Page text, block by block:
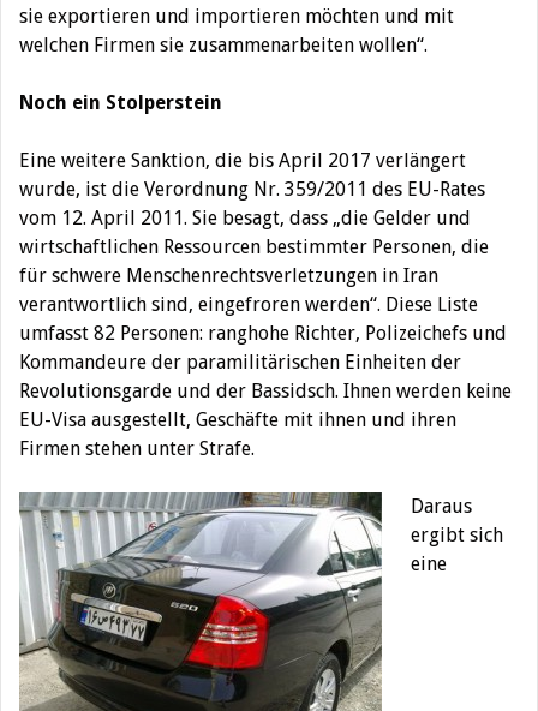
sie exportieren und importieren möchten und mit
welchen Firmen sie zusammenarbeiten wollen“.
Noch ein Stolperstein
Eine weitere Sanktion, die bis April 2017 verlängert
wurde, ist die Verordnung Nr. 359/2011 des EU-Rates
vom 12. April 2011. Sie besagt, dass „die Gelder und
wirtschaftlichen Ressourcen bestimmter Personen, die
für schwere Menschenrechtsverletzungen in Iran
verantwortlich sind, eingefroren werden“. Diese Liste
umfasst 82 Personen: ranghohe Richter, Polizeichefs und
Kommandeure der paramilitärischen Einheiten der
Revolutionsgarde und der Bassidsch. Ihnen werden keine
EU-Visa ausgestellt, Geschäfte mit ihnen und ihren
Firmen stehen unter Strafe.
Daraus
ergibt sich
eine